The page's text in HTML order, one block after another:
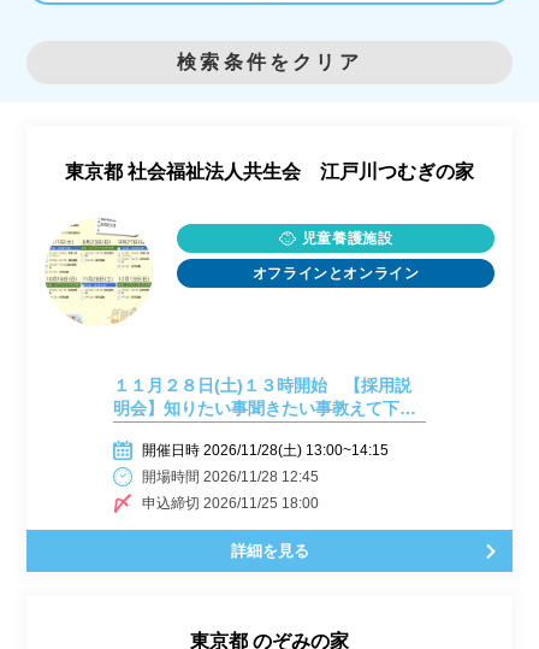
検索条件をクリア
東京都 社会福祉法人共生会 江戸川つむぎの家
児童養護施設
オフラインとオンライン
１１月２８日(土)１３時開始 【採用説
明会】知りたい事聞きたい事教えて下さ
開催日時 2026/11/28(土) 13:00~14:15
開場時間 2026/11/28 12:45
申込締切 2026/11/25 18:00
詳細を見る
東京都 のぞみの家